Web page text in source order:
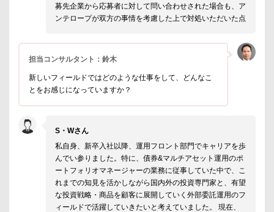
募先企業から応募者に対して問い合わせされた場合も、ア
ンテロープが双方の事情を考慮した上で対処いただいた点
担当コンサルタント：鈴木
新しいフィールドではどのような仕事をして、どんなこ
とをお感じになっていますか？
S・Wさん
私自身、新卒入社以降、運用フロント部門でキャリアを歩
んでい参りました。特に、債券&マルチアセット運用のポ
ートフォリオマネージャーの業務に従事していた中で、こ
れまでの知見を活かしながら国内外の投資専門家と、有望
な投資戦略・商品を顧客に展開していく外部委託運用のフ
ィールドで活躍していきたいと考えていました。 現在、